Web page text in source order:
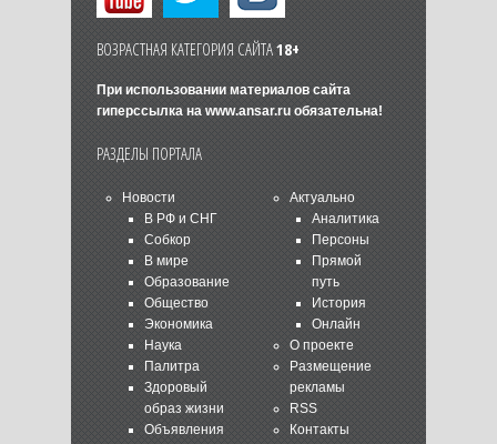
ВОЗРАСТНАЯ КАТЕГОРИЯ САЙТА18+
При использовании материалов сайта
гиперссылка на www.ansar.ruобязательна!
РАЗДЕЛЫ ПОРТАЛА
Новости
В РФ и СНГ
Собкор
В мире
Образование
Общество
Экономика
Наука
Палитра
Здоровый
образ жизни
Объявления
Актуально
Аналитика
Персоны
Прямой
путь
История
Онлайн
О проекте
Размещение
рекламы
RSS
Контакты